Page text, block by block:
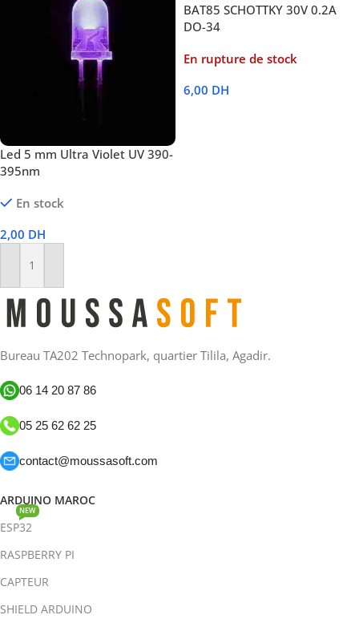
Led 5 mm Ultra Violet UV 390-
395nm
En stock
2,00 DH
Ajouter Au Panier
BAT85 SCHOTTKY 30V 0.2A
DO-34
En rupture de stock
6,00 DH
Bureau TA202 Technopark, quartier Tilila, Agadir.
06 14 20 87 86
05 25 62 62 25
contact@moussasoft.com
ARDUINO MAROC
ESP32
NEW
RASPBERRY PI
CAPTEUR
SHIELD ARDUINO